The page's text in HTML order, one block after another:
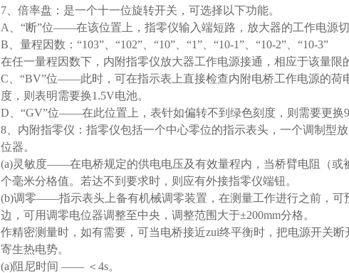
7、倍率盘：是一个十一位旋转开关，可选择以下功能。
A、“断”位——在该位置上，指零仪输入端短路，放大器的工作电源切
B、量程因数：“103”、“102”、“10”、“1”、“10-1”、“10-2”、“10-3”
在任一量程因数下，内附指零仪放大器工作电源接通，相应于该量限
C、“BV”位——此时，可在指示表上直接检查内附电桥工作电源的荷
度，则表明需要换1.5V电池。
D、“GV”位——在此位置上，表针如偏转不到绿色刻度，则需要更换
8、内附指零仪：指零仪包括一个中心零位的指示表头，一个调制型
位器。
(a)灵敏度——在电桥规定的供电电压及有效量程内，当桥臂电阻（或
个毫米分格值。若达不到要求时，则应有外接指零仪端钮。
(b)调零——指示表头上备有机械调零装置，在测量工作进行之前，可
边，可用调零电位器调整至中央，调整范围大于±200mm分格。
作精密测量时，如有需要，可当电桥接近zui终平衡时，把电源开关
寄生热电势。
(a)阻尼时间 —— ＜4s。